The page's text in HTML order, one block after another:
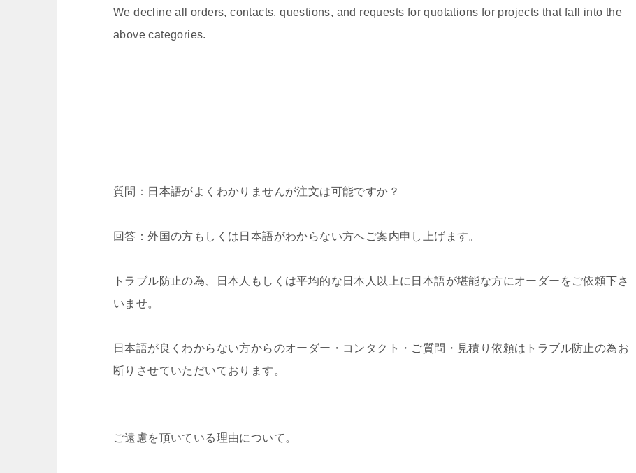
We decline all orders, contacts, questions, and requests for quotations for projects that fall into the
above categories.
質問：日本語がよくわかりませんが注文は可能ですか？
回答：外国の方もしくは日本語がわからない方へご案内申し上げます。
トラブル防止の為、日本人もしくは平均的な日本人以上に日本語が堪能な方にオーダーをご依頼下さ
いませ。
日本語が良くわからない方からのオーダー・コンタクト・ご質問・見積り依頼はトラブル防止の為お
断りさせていただいております。
ご遠慮を頂いている理由について。